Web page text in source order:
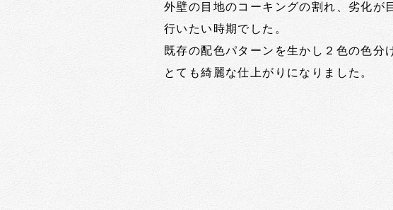
外壁の目地のコーキングの割れ、劣化が
行いたい時期でした。
既存の配色パターンを生かし２色の色分
とても綺麗な仕上がりになりました。